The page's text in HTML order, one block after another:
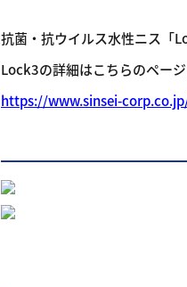
抗菌・抗ウイルス水性ニス「
Lock3の詳細はこちらのペー
https://www.sinsei-